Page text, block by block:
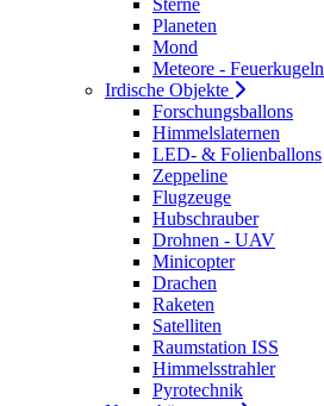
Sterne
Planeten
Mond
Meteore - Feuerkugeln
Irdische Objekte
Forschungsballons
Himmelslaternen
LED- & Folienballons
Zeppeline
Flugzeuge
Hubschrauber
Drohnen - UAV
Minicopter
Drachen
Raketen
Satelliten
Raumstation ISS
Himmelsstrahler
Pyrotechnik